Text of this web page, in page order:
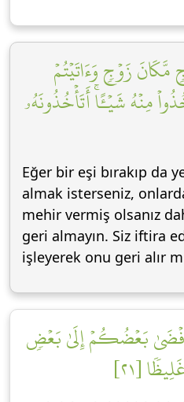
مَّكَانَ زَوۡجٖ وَءَاتَيۡتُمۡ
مِنۡهُ شَيۡـًٔاۚ أَتَأۡخُذُونَهُۥ
Eğer bir eşi bırakıp da
almak isterseniz,
mehir vermiş olsanız
geri almayın. Siz iftira
işleyerek onu geri alır
بَعۡضُكُمۡ إِلَىٰ بَعۡضٖ
[٢١]